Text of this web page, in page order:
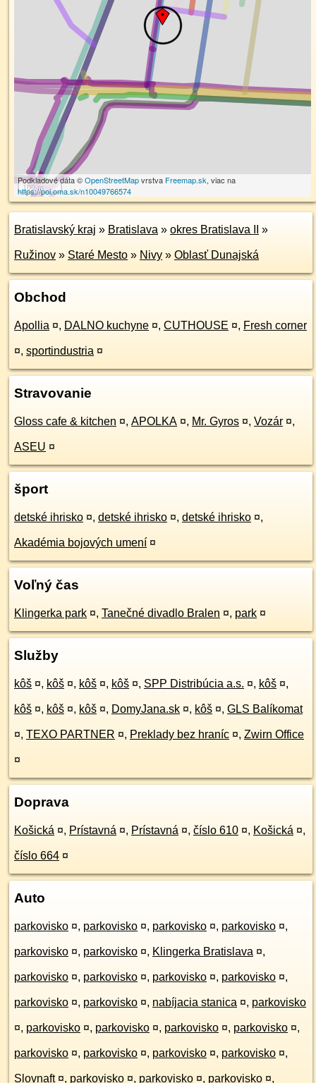
100 m
Podkladové dáta ©OpenStreetMapvrstva Freemap.sk, viac na
https://poi.oma.sk/n10049766574
Bratislavský kraj » Bratislava » okres Bratislava II »
Ružinov » Staré Mesto » Nivy » Oblasť Dunajská
Obchod
Apollia ¤, DALNO kuchyne ¤, CUTHOUSE ¤, Fresh corner
¤, sportindustria ¤
Stravovanie
Gloss cafe & kitchen ¤, APOLKA ¤, Mr. Gyros ¤, Vozár ¤,
ASEU ¤
šport
detské ihrisko ¤, detské ihrisko ¤, detské ihrisko ¤,
Akadémia bojových umení ¤
Voľný čas
Klingerka park ¤, Tanečné divadlo Bralen ¤, park ¤
Služby
kôš ¤, kôš ¤, kôš ¤, kôš ¤, SPP Distribúcia a.s. ¤, kôš ¤,
kôš ¤, kôš ¤, kôš ¤, DomyJana.sk ¤, kôš ¤, GLS Balíkomat
¤, TEXO PARTNER ¤, Preklady bez hraníc ¤, Zwirn Office
¤
Doprava
Košická ¤, Prístavná ¤, Prístavná ¤, číslo 610 ¤, Košická ¤,
číslo 664 ¤
Auto
parkovisko ¤, parkovisko ¤, parkovisko ¤, parkovisko ¤,
parkovisko ¤, parkovisko ¤, Klingerka Bratislava ¤,
parkovisko ¤, parkovisko ¤, parkovisko ¤, parkovisko ¤,
parkovisko ¤, parkovisko ¤, nabíjacia stanica ¤, parkovisko
¤, parkovisko ¤, parkovisko ¤, parkovisko ¤, parkovisko ¤,
parkovisko ¤, parkovisko ¤, parkovisko ¤, parkovisko ¤,
Slovnaft ¤, parkovisko ¤, parkovisko ¤, parkovisko ¤,